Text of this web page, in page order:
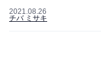
2021.08.26
チバ ミサキ